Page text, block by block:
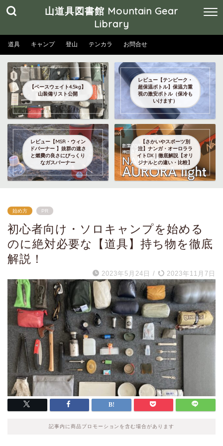
山道具図書館 Mountain Gear
Library
道具 キャンプ 登山 テンカラ お問合せ
【ベースウェイト4.5kg】
山装備リスト公開
レビュー【テンピーク・
超保温ボトル】保温力重
視の激安ボトル（保冷も
いけます）
レビュー【MSR・ウィン
ドバーナー 】抜群の速さ
と燃費の良さにびっくり
なガスバーナー
【さかいやスポーツ別
注】ナンガ・オーロララ
イトDX｜徹底解説【オリ
ジナルとの違い・比較】
始め方 PR
初心者向け・ソロキャンプを始める
のに絶対必要な【道具】持ち物を徹底
解説！
2023年5月24日 / 2023年11月7日
記事内に商品プロモーションを含む場合があります